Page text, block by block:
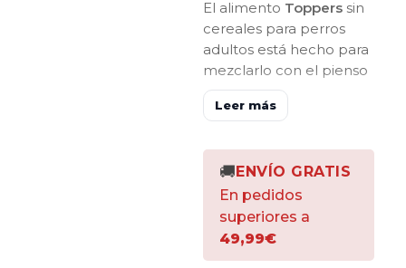
El alimento Toppers sin
cereales para perros
adultos está hecho para
mezclarlo con el pienso
y añadir un plus de
nutrición diaria.
Toppers de Cordero
para perros adultos de
todas las razas, son
liofilizados y
monoprotéicos, ofrecen
vitaminas y minerales, de
Leer más
🚚 ENVÍO GRATIS
En pedidos
superiores a
49,99€